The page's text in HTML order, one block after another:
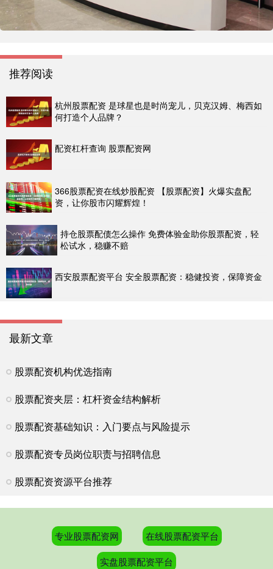
推荐阅读
杭州股票配资 是球星也是时尚宠儿，贝克汉姆、梅西如
何打造个人品牌？
配资杠杆查询 股票配资网
366股票配资在线炒股配资 【股票配资】火爆实盘配
资，让你股市闪耀辉煌！
持仓股票配债怎么操作 免费体验金助你股票配资，轻
松试水，稳赚不赔
西安股票配资平台 安全股票配资：稳健投资，保障资金
最新文章
股票配资机构优选指南
股票配资夹层：杠杆资金结构解析
股票配资基础知识：入门要点与风险提示
股票配资专员岗位职责与招聘信息
股票配资资源平台推荐
专业股票配资网
在线股票配资平台
实盘股票配资平台